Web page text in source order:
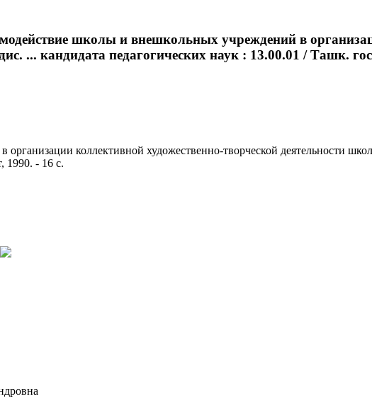
школы и внешкольных учреждений в
... кандидата педагогических наук : 13.00.01 / Ташк.
коллективной художественно-творческой деятельности
1990. - 16 с.